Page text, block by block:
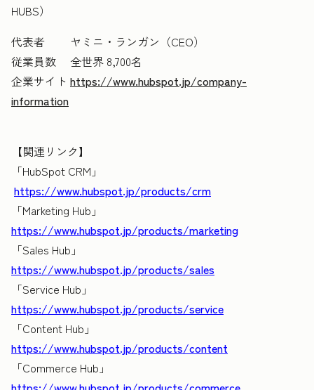
HUBS）
代表者 ヤミニ・ランガン（CEO）
従業員数 全世界 8,700名
企業サイト https://www.hubspot.jp/company-
information
【関連リンク】
「HubSpot CRM」
https://www.hubspot.jp/products/crm
「Marketing Hub」
https://www.hubspot.jp/products/marketing
「Sales Hub」
https://www.hubspot.jp/products/sales
「Service Hub」
https://www.hubspot.jp/products/service
「Content Hub」
https://www.hubspot.jp/products/content
「Commerce Hub」